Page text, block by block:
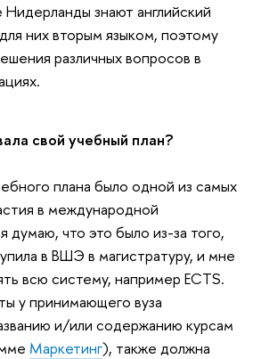
знают английский
них вторым языком, поэтому
различных вопросов в
свой учебный план?
плана было одной из самых
в международной
думаю, что это было из-за того,
в ВШЭ в магистратуру, и мне
всю систему, например ECTS.
у принимающего вуза
и/или содержанию курсам
Маркетинг), также должна